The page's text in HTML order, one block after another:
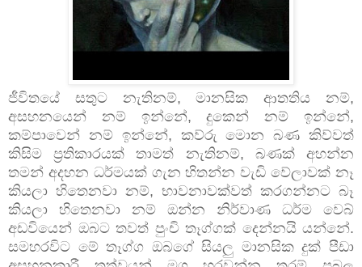
ජීවිතයේ සතුට නැතිනම්, මානසික ආතතිය නම්,
අසහනයෙන් නම් ඉන්නේ, දුකෙන් නම් ඉන්නේ,
කම්පාවෙන් නම් ඉන්නේ, කව්රු මොන බණ කිව්වත්
කිසිම ප්‍රතිකාරයක් තාමත් නැතිනම්, බණක් අහන්න
තමන් අදහන ධර්මයක් ගැන හිතන්න වැඩි වේලාවක් නෑ
කියලා හිතෙනවා නම්, භාවනාවක්වත් කරගන්නට බෑ
කියලා හිතෙනවා නම් ඔන්න නිර්වාණ ධර්ම වෙබ්
අඩවියෙන් ඔබට තවත් පුංචි තෑග්ගක් දෙන්නයි යන්නේ.
සමහරවිට මේ තෑග්ග ඔබගේ සියලු මානසික දුක් පීඩා